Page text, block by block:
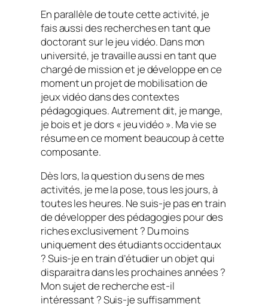
En parallèle de toute cette activité, je
fais aussi des recherches en tant que
doctorant sur le jeu vidéo. Dans mon
université, je travaille aussi en tant que
chargé de mission et je développe en ce
moment un projet de mobilisation de
jeux vidéo dans des contextes
pédagogiques. Autrement dit, je mange,
je bois et je dors « jeu vidéo ». Ma vie se
résume en ce moment beaucoup à cette
composante.
Dès lors, la question du sens de mes
activités, je me la pose, tous les jours, à
toutes les heures. Ne suis-je pas en train
de développer des pédagogies pour des
riches exclusivement ? Du moins
uniquement des étudiants occidentaux
? Suis-je en train d’étudier un objet qui
disparaitra dans les prochaines années ?
Mon sujet de recherche est-il
intéressant ? Suis-je suffisamment